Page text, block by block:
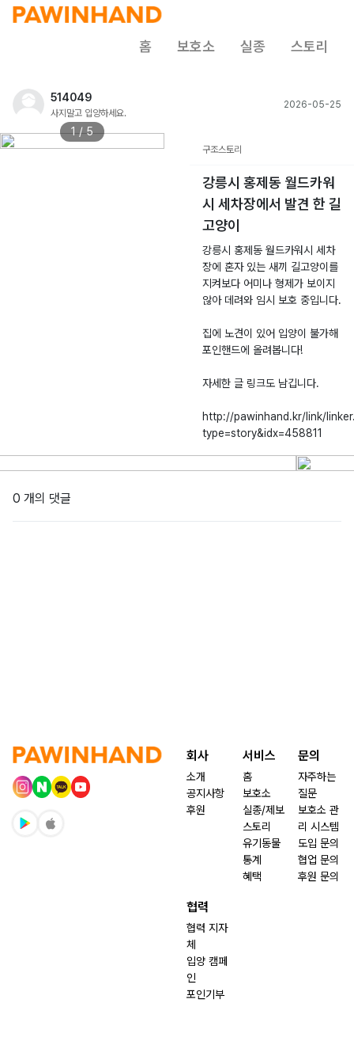
홈 보호소 실종 스토리
514049
사지말고 입양하세요.
2026-05-25
1 / 5
구조스토리
강릉시 홍제동 월드카워
시 세차장에서 발견 한 길
고양이
강릉시 홍제동 월드카워시 세차
장에 혼자 있는 새끼 길고양이를
지켜보다 어미나 형제가 보이지
않아 데려와 임시 보호 중입니다.
집에 노견이 있어 입양이 불가해
포인핸드에 올려봅니다!
자세한 글 링크도 남깁니다.
http://pawinhand.kr/link/
type=story&idx=458811
0 개의 댓글
회사
소개
공지사항
후원
서비스
홈
보호소
실종/제보
스토리
유기동물
통계
혜택
문의
자주하는
질문
보호소 관
리 시스템
도입 문의
협업 문의
후원 문의
협력
협력 지자
체
입양 캠페
인
포인기부